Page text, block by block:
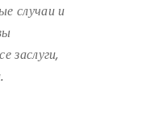
случаи и
заслуги,